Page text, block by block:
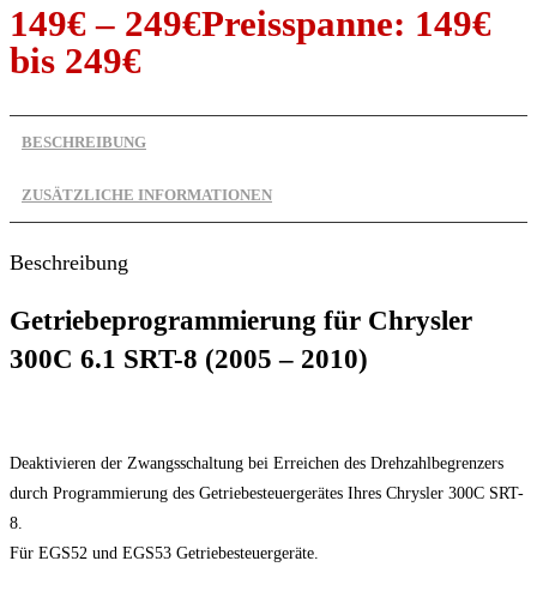
149€ – 249€Preisspanne: 149€
bis 249€
BESCHREIBUNG
ZUSÄTZLICHE INFORMATIONEN
Beschreibung
Getriebeprogrammierung für Chrysler
300C 6.1 SRT-8 (2005 – 2010)
Deaktivieren der Zwangsschaltung bei Erreichen des Drehzahlbegrenzers
durch Programmierung des Getriebesteuergerätes Ihres Chrysler 300C SRT-
8.
Für EGS52 und EGS53 Getriebesteuergeräte.